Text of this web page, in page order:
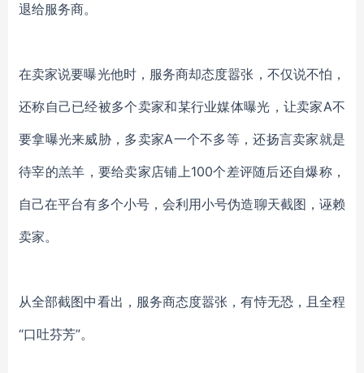
退给服务商。
在卖家说要曝光他时，服务商却态度嚣张，不仅说不怕，
还称自己已经被多个卖家和某行业媒体曝光，让卖家A不
要拿曝光来威胁，多卖家A一个不多等，还扬言卖家就是
待宰的羔羊，要给卖家店铺上100个差评随后还自爆称，
自己在平台有多个小号，会利用小号伪造聊天截图，诬赖
卖家。
从全部截图中看出，服务商态度嚣张，有恃无恐，且全程
“口吐芬芳”。